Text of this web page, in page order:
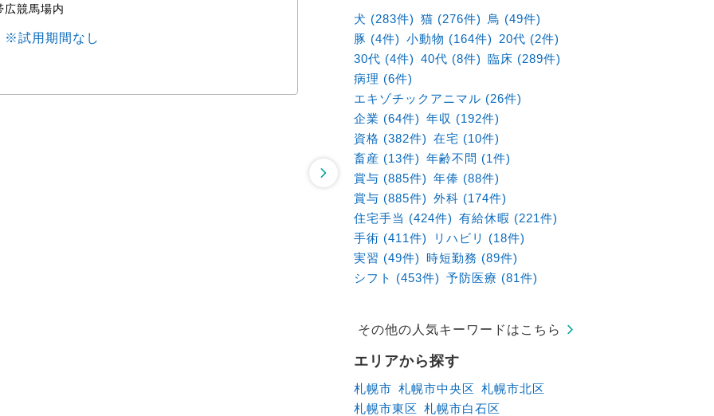
競馬場内
※試用期間なし
時給1,880円～
犬 (283件) 猫 (276件)
鳥 (49件)
豚 (4件) 小動物 (164件)
20代 (2件)
30代 (4件) 40代 (8件) 臨床 (289件)
病理 (6件)
エキゾチックアニマル (26件)
企業 (64件) 年収 (192件)
資格 (382件) 在宅 (10件)
畜産 (13件) 年齢不問 (1件)
賞与 (885件) 年俸 (88件)
賞与 (885件) 外科 (174件)
住宅手当 (424件) 有給休暇 (221件)
手術 (411件)
リハビリ (18件)
実習 (49件) 時短勤務 (89件)
シフト (453件) 予防医療 (81件)
その他の人気キーワードはこちら
エリアから探す
札幌市 札幌市中央区 札幌市北区
札幌市東区 札幌市白石区